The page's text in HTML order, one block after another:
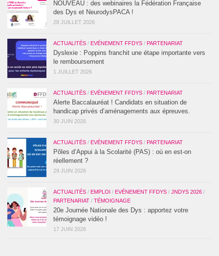
NOUVEAU : des webinaires la Fédération Française
des Dys et NeurodysPACA !
28 JUILLET 2026
ACTUALITÉS / EVÉNEMENT FFDYS / PARTENARIAT
Dyslexie : Poppins franchit une étape importante vers
le remboursement
1 JUILLET 2026
ACTUALITÉS / EVÉNEMENT FFDYS / PARTENARIAT
Alerte Baccalauréat ! Candidats en situation de
handicap privés d’aménagements aux épreuves.
30 JUIN 2026
ACTUALITÉS / EVÉNEMENT FFDYS / PARTENARIAT
Pôles d’Appui à la Scolarité (PAS) : où en est-on
réellement ?
29 JUIN 2026
ACTUALITÉS / EMPLOI / EVÉNEMENT FFDYS / JNDYS 2026 /
PARTENARIAT / TÉMOIGNAGE
20e Journée Nationale des Dys : apportez votre
témoignage vidéo !
17 JUIN 2026